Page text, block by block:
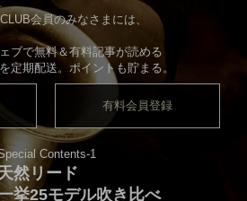
会員のみなさまには、
ブで無料＆有料記事が読める
定期配送。ポイントも貯まる。
有料会員登録
Contents-1
然リード
挙25モデル吹き比べ